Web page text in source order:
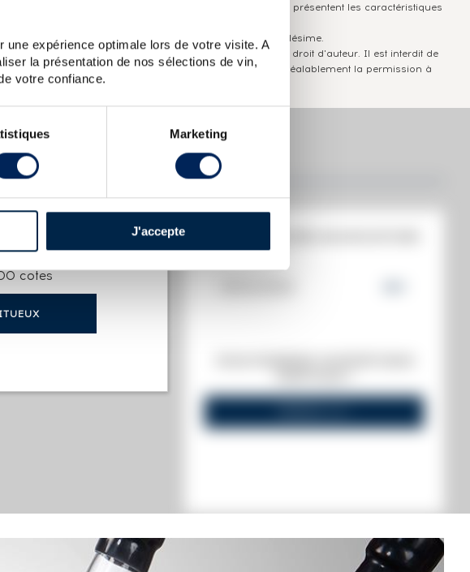
expérience optimale lors de votre visite. A
la présentation de nos sélections de vin,
votre confiance.
Marketing
J'accepte
Of.
Les informations publiées ci-dessus présentent les caractéristiques
Elles ne sont pas spécifiques au millésime.
Attention, ce texte est protégé par un droit d'auteur. Il est interdit de
le copier sans en avoir demandé préalablement la permission à
cotes
178€